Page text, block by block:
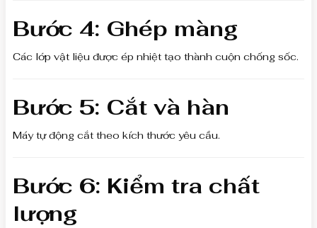
Bước 4: Ghép màng
Các lớp vật liệu được ép nhiệt tạo thành cuộn chống sốc.
Bước 5: Cắt và hàn
Máy tự động cắt theo kích thước yêu cầu.
Bước 6: Kiểm tra chất
lượng